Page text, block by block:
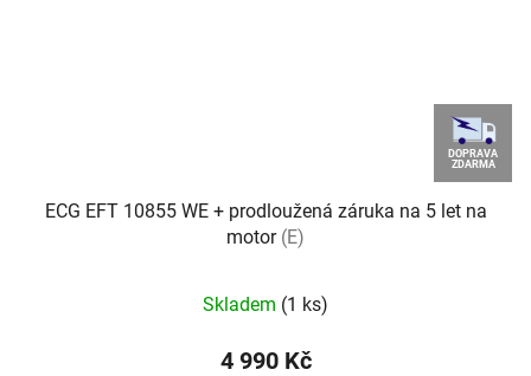
DOPRAVA
ZDARMA
ECG EFT 10855 WE + prodloužená záruka na 5 let na
motor (E)
hodnocení
produktu
Skladem (1 ks)
4 990 Kč